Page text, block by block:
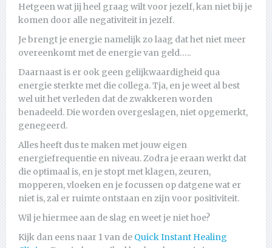
Hetgeen wat jij heel graag wilt voor jezelf, kan niet bij je
komen door alle negativiteit in jezelf.
Je brengt je energie namelijk zo laag dat het niet meer
overeenkomt met de energie van geld…..
Daarnaast is er ook geen gelijkwaardigheid qua
energie sterkte met die collega. Tja, en je weet al best
wel uit het verleden dat de zwakkeren worden
benadeeld. Die worden overgeslagen, niet opgemerkt,
genegeerd.
Alles heeft dus te maken met jouw eigen
energiefrequentie en niveau. Zodra je eraan werkt dat
die optimaal is, en je stopt met klagen, zeuren,
mopperen, vloeken en je focussen op datgene wat er
niet is, zal er ruimte ontstaan en zijn voor positiviteit.
Wil je hiermee aan de slag en weet je niet hoe?
Kijk dan eens naar 1 van de Quick Instant Healing